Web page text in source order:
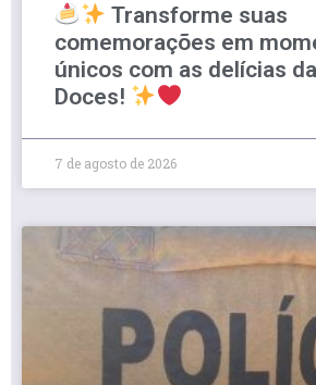
Transforme suas
comemorações em
únicos com as delícias
Doces!
7 de agosto de 2026